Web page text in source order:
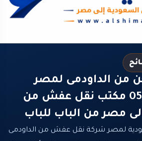
من الداودمى لمصر
0564883942 مكتب نقل عفش من
مصر من الباب للباب
لمصر شركة نقل عفش من الداودمى